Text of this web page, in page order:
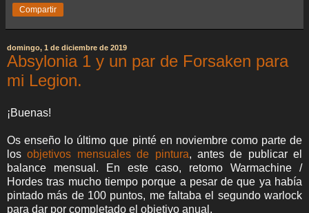
Compartir
domingo, 1 de diciembre de 2019
Absylonia 1 y un par de Forsaken para
mi Legion.
¡Buenas!
Os enseño lo último que pinté en noviembre como parte de
losobjetivos mensuales de pintura, antes de publicar el
balance mensual. En este caso, retomo Warmachine /
Hordes tras mucho tiempo porque a pesar de que ya había
pintado más de 100 puntos, me faltaba el segundo warlock
para dar por completado el objetivo anual.